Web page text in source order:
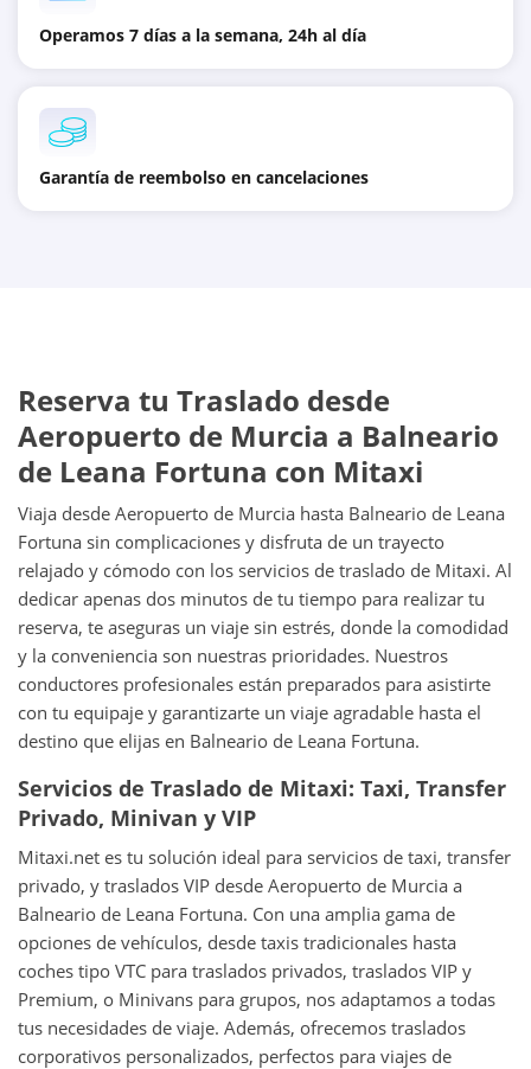
Operamos 7 días a la semana, 24h al día
Garantía de reembolso en cancelaciones
Reserva tu Traslado desde
Aeropuerto de Murcia a Balneario
de Leana Fortuna con Mitaxi
Viaja desde Aeropuerto de Murcia hasta Balneario de Leana
Fortuna sin complicaciones y disfruta de un trayecto
relajado y cómodo con los servicios de traslado de Mitaxi. Al
dedicar apenas dos minutos de tu tiempo para realizar tu
reserva, te aseguras un viaje sin estrés, donde la comodidad
y la conveniencia son nuestras prioridades. Nuestros
conductores profesionales están preparados para asistirte
con tu equipaje y garantizarte un viaje agradable hasta el
destino que elijas en Balneario de Leana Fortuna.
Servicios de Traslado de Mitaxi: Taxi, Transfer
Privado, Minivan y VIP
Mitaxi.net es tu solución ideal para servicios de taxi, transfer
privado, y traslados VIP desde Aeropuerto de Murcia a
Balneario de Leana Fortuna. Con una amplia gama de
opciones de vehículos, desde taxis tradicionales hasta
coches tipo VTC para traslados privados, traslados VIP y
Premium, o Minivans para grupos, nos adaptamos a todas
tus necesidades de viaje. Además, ofrecemos traslados
corporativos personalizados, perfectos para viajes de